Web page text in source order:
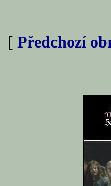
[ Předchozí